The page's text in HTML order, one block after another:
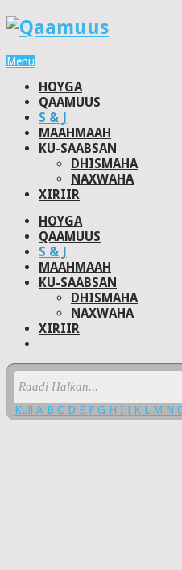
Menu
HOYGA
QAAMUUS
S & J
MAAHMAAH
KU-SAABSAN
DHISMAHA
NAXWAHA
XIRIIR
HOYGA
QAAMUUS
S & J
MAAHMAAH
KU-SAABSAN
DHISMAHA
NAXWAHA
XIRIIR
Kuli A B C D E F G H I J K L M N